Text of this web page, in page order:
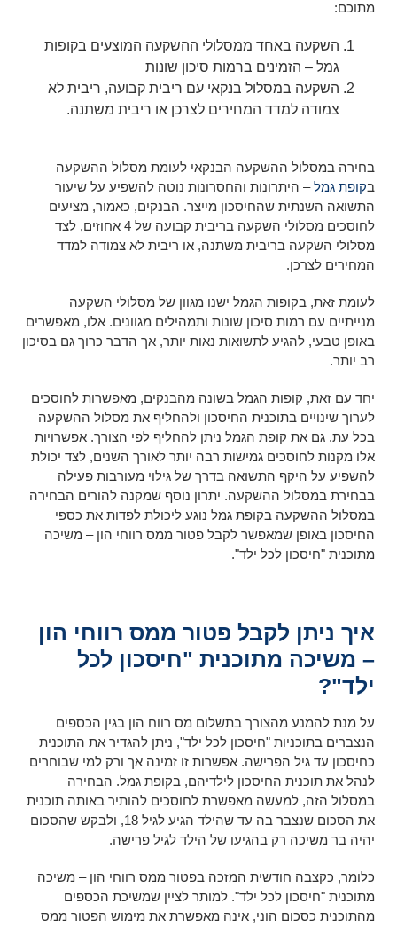
מתוכם:
השקעה באחד ממסלולי ההשקעה המוצעים בקופות
גמל – הזמינים ברמות סיכון שונות
השקעה במסלול בנקאי עם ריבית קבועה, ריבית לא
צמודה למדד המחירים לצרכן או ריבית משתנה.
בחירה במסלול ההשקעה הבנקאי לעומת מסלול ההשקעה
בקופת גמל– היתרונות והחסרונות נוטה להשפיע על שיעור
התשואה השנתית שהחיסכון מייצר. הבנקים, כאמור, מציעים
לחוסכים מסלולי השקעה בריבית קבועה של 4 אחוזים, לצד
מסלולי השקעה בריבית משתנה, או ריבית לא צמודה למדד
המחירים לצרכן.
לעומת זאת, בקופות הגמל ישנו מגוון של מסלולי השקעה
מנייתיים עם רמות סיכון שונות ותמהילים מגוונים. אלו, מאפשרים
באופן טבעי, להגיע לתשואות נאות יותר, אך הדבר כרוך גם בסיכון
רב יותר.
יחד עם זאת, קופות הגמל בשונה מהבנקים, מאפשרות לחוסכים
לערוך שינויים בתוכנית החיסכון ולהחליף את מסלול ההשקעה
בכל עת. גם את קופת הגמל ניתן להחליף לפי הצורך. אפשרויות
אלו מקנות לחוסכים גמישות רבה יותר לאורך השנים, לצד יכולת
להשפיע על היקף התשואה בדרך של גילוי מעורבות פעילה
בבחירת במסלול ההשקעה. יתרון נוסף שמקנה להורים הבחירה
במסלול ההשקעה בקופת גמל נוגע ליכולת לפדות את כספי
החיסכון באופן שמאפשר לקבל פטור ממס רווחי הון – משיכה
מתוכנית "חיסכון לכל ילד".
איך ניתן לקבל פטור ממס רווחי הון
– משיכה מתוכנית "חיסכון לכל
ילד"?
על מנת להמנע מהצורך בתשלום מס רווח הון בגין הכספים
הנצברים בתוכניות "חיסכון לכל ילד", ניתן להגדיר את התוכנית
כחיסכון עד גיל הפרישה. אפשרות זו זמינה אך ורק למי שבוחרים
לנהל את תוכנית החיסכון לילדיהם, בקופת גמל. הבחירה
במסלול הזה, למעשה מאפשרת לחוסכים להותיר באותה תוכנית
את הסכום שנצבר בה עד שהילד הגיע לגיל 18, ולבקש שהסכום
יהיה בר משיכה רק בהגיעו של הילד לגיל פרישה.
כלומר, כקצבה חודשית המזכה בפטור ממס רווחי הון – משיכה
מתוכנית "חיסכון לכל ילד". למותר לציין שמשיכת הכספים
מהתוכנית כסכום הוני, אינה מאפשרת את מימוש הפטור ממס